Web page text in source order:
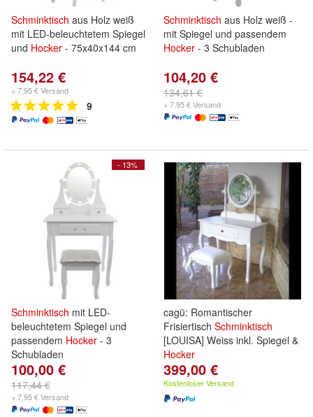
Schminktisch aus Holz weiß
mit LED-beleuchtetem Spiegel
und Hocker - 75x40x144 cm
154,22 €
+ 7,95 € Versand
9
Schminktisch aus Holz weiß -
mit Spiegel und passendem
Hocker - 3 Schubladen
104,20 €
134,61 €
+ 7,95 € Versand
- 13%
Schminktisch mit LED-
beleuchtetem Spiegel und
passendem Hocker - 3
Schubladen
100,00 €
117,44 €
+ 7,95 € Versand
cagü: Romantischer
Frisiertisch Schminktisch
[LOUISA] Weiss inkl. Spiegel &
Hocker
399,00 €
Kostenloser Versand